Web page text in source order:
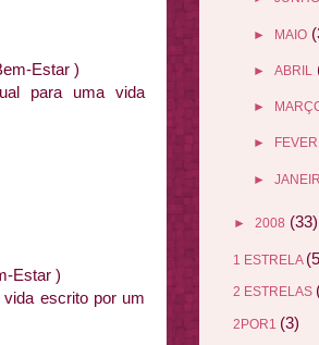
Estar )
para uma vida
Estar )
escrito por um
► MAIO
► ABRIL
►
►
►
► 2008 (33)
1 ESTRELA
2 ESTRELAS
2POR1 (3)